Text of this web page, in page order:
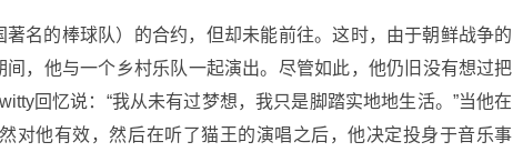
名的棒球队）的合约，但却未能前往。这时，由于朝鲜战争的
，他与一个乡村乐队一起演出。尽管如此，他仍旧没有想过把
回忆说：“我从未有过梦想，我只是脚踏实地地生活。”当他在
对他有效，然后在听了猫王的演唱之后，他决定投身于音乐事